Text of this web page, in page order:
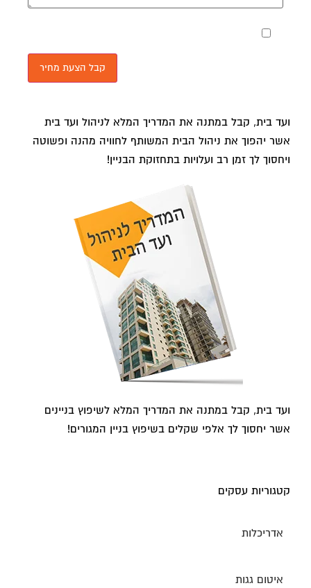
ועד בית, קבל במתנה את המדריך המלא לניהול ועד בית
אשר יהפוך את ניהול הבית המשותף לחוויה מהנה ופשוטה
ויחסוך לך זמן רב ועלויות בתחזוקת הבניין!
ועד בית, קבל במתנה את המדריך המלא לשיפוץ בניינים
אשר יחסוך לך אלפי שקלים בשיפוץ בניין המגורים!
קטגוריות עסקים
אדריכלות
איטום גגות